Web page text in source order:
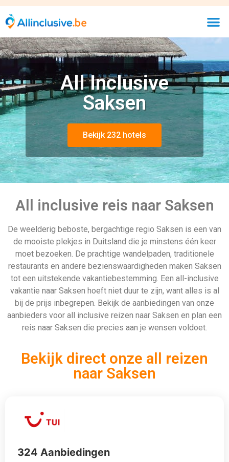
All Inclusive
Saksen
Bekijk 232 hotels
All inclusive reis naar Saksen
De weelderig beboste, bergachtige regio Saksen is een van
de mooiste plekjes in Duitsland die je minstens één keer
moet bezoeken. De prachtige wandelpaden, traditionele
restaurants en andere bezienswaardigheden maken Saksen
tot een uitstekende vakantiebestemming. Een all-inclusive
vakantie naar Saksen hoeft niet duur te zijn, want alles is al
bij de prijs inbegrepen. Bekijk de aanbiedingen van onze
aanbieders voor all inclusive reizen naar Saksen en plan een
reis naar Saksen die precies aan je wensen voldoet.
Bekijk direct onze all reizen
naar Saksen
324 Aanbiedingen